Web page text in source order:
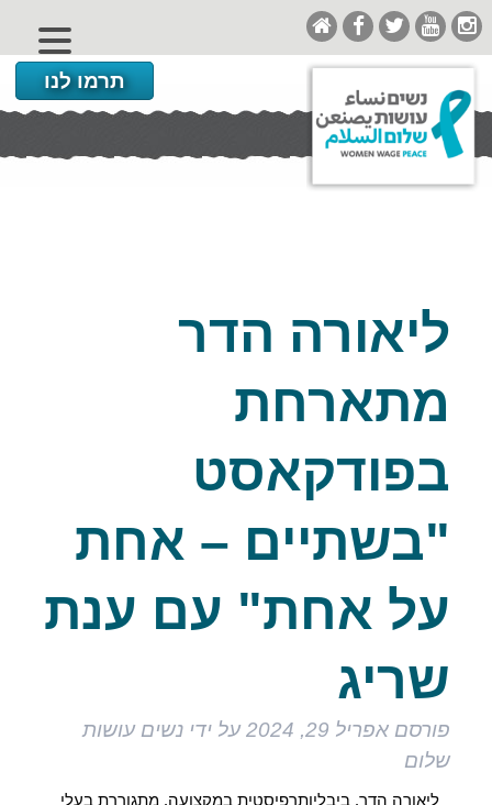
תרמו לנו
ליאורה הדר
מתארחת
בפודקאסט
"בשתיים – אחת
על אחת" עם ענת
שריג
פורסם אפריל 29, 2024 על ידי נשים עושות
שלום
ליאורה הדר, ביבליותרפיסטית במקצועה, מתגוררת בעלי